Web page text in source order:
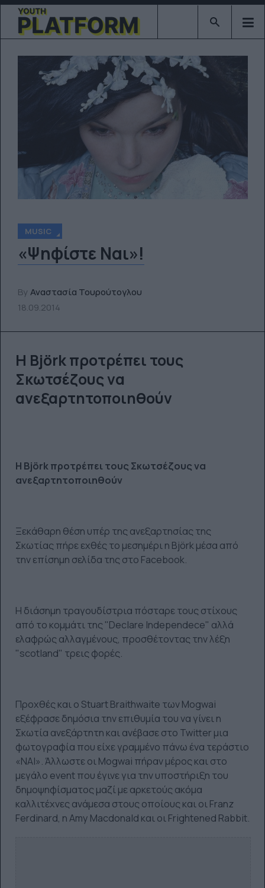
Type 2 or
MUSIC
«Ψηφίστε Ναι»!
By Αναστασία Τουρούτογλου
18.09.2014
Η Björk προτρέπει τους
Σκωτσέζους να
ανεξαρτητοποιηθούν
Η Björk προτρέπει τους Σκωτσέζους να
ανεξαρτητοποιηθούν
Ξεκάθαρη θέση υπέρ της ανεξαρτησίας της
Σκωτίας πήρε εχθές το μεσημέρι η Björk μέσα από
την επίσημη σελίδα της στο Facebook.
Η διάσημη τραγουδίστρια πόσταρε τους στίχους
από το κομμάτι της "Declare Independece" αλλά
ελαφρώς αλλαγμένους, προσθέτοντας την λέξη
"scotland" τρεις φορές.
Προχθές και ο Stuart Braithwaite των Mogwai
εξέφρασε δημόσια την επιθυμία του να γίνει η
Σκωτία ανεξάρτητη και ανέβασε στο Twitter μια
φωτογραφία που είχε γραμμένο πάνω ένα τεράστιο
«ΝΑΙ». Άλλωστε οι Mogwai πήραν μέρος και στο
μεγάλο event που έγινε για την υποστήριξη του
δημοψηφίσματος μαζί με αρκετούς ακόμα
καλλιτέχνες ανάμεσα στους οποίους και οι Franz
Ferdinard, η Amy Macdonald και οι Frightened Rabbit.